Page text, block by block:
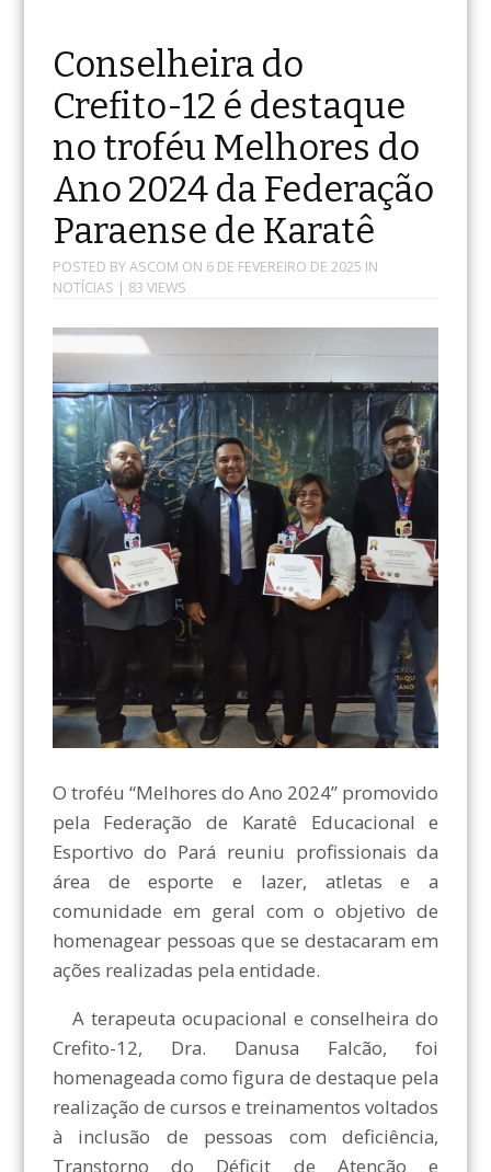
Conselheira do
Crefito-12 é destaque
no troféu Melhores do
Ano 2024 da Federação
Paraense de Karatê
POSTED BYASCOM ON 6 DE FEVEREIRO DE 2025 IN
NOTÍCIAS | 83 VIEWS
O troféu “Melhores do Ano 2024” promovido
pela Federação de Karatê Educacional e
Esportivo do Pará reuniu profissionais da
área de esporte e lazer, atletas e a
comunidade em geral com o objetivo de
homenagear pessoas que se destacaram em
ações realizadas pela entidade.
A terapeuta ocupacional e conselheira do
Crefito-12, Dra. Danusa Falcão, foi
homenageada como figura de destaque pela
realização de cursos e treinamentos voltados
à inclusão de pessoas com deficiência,
Transtorno do Déficit de Atenção e